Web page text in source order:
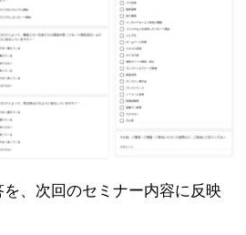
、次回のセミナー内容に反映